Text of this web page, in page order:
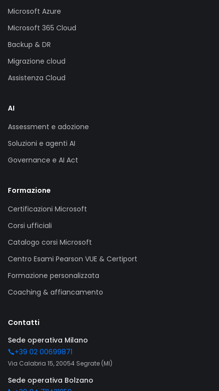
Microsoft Azure
Microsoft 365 Cloud
Backup & DR
Migrazione cloud
Assistenza Cloud
AI
Assessment e adozione
Soluzioni e agenti AI
Governance e AI Act
Formazione
Certificazioni Microsoft
Corsi ufficiali
Catalogo corsi Microsoft
Centro Esami Pearson VUE & Certiport
Formazione personalizzata
Coaching & affiancamento
Contatti
Sede operativa Milano
+39 02 00699871
Via Calabria 15, 20054 Segrate (MI)
Sede operativa Bolzano